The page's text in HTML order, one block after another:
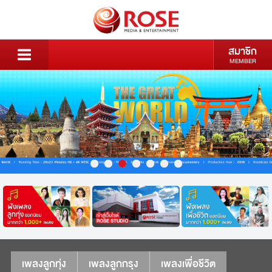
สมาชิก
MEMBER
เพลงลูกทุ่ง เพลงลูกกรุง เพลงเพื่อชีวิต